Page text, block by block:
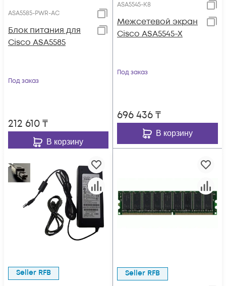
ASA5585-PWR-AC
Блок питания для
Cisco ASA5585
Под заказ
212 610₸
В корзину
ASA5545-K8
Межсетевой экран
Cisco ASA5545-X
Под заказ
696 436₸
В корзину
Seller RFB Seller RFB